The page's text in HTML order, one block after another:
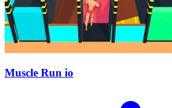
Muscle Run io